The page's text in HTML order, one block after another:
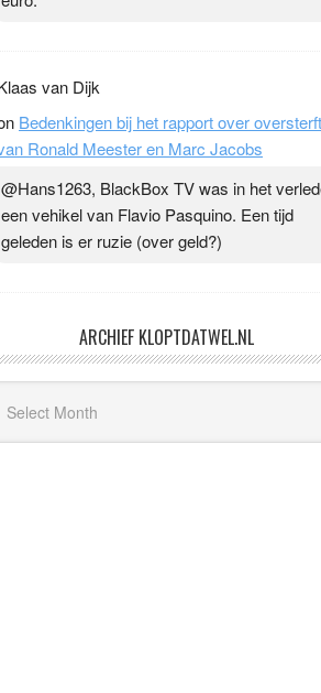
van Ronald Meester en Marc Jacobs
Lighthouse kom ik bij frequenties en
euro.
Klaas van Dijk
onBedenkingen bij het rapport over oversterfte
een vehikel van Flavio Pasquino. Een tijd